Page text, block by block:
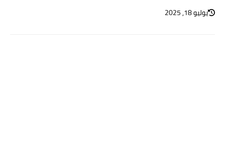
يوليو 18, 2025